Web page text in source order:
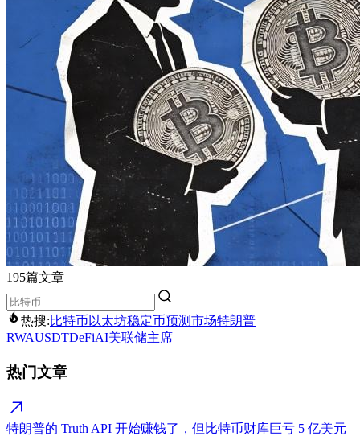
195篇文章
热搜:比特币 以太坊稳定币预测市场特朗普
RWAUSDTDeFiAI美联储主席
热门文章
特朗普的 Truth API 开始赚钱了，但比特币财库巨亏 5 亿美元